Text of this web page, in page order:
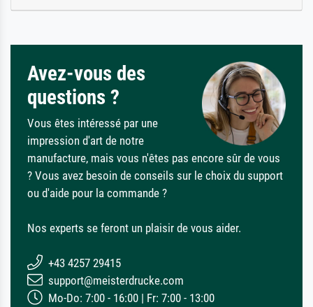
Avez-vous des
questions ?
Vous êtes intéressé par une
impression d'art de notre
manufacture, mais vous n'êtes pas encore sûr de vous
? Vous avez besoin de conseils sur le choix du support
ou d'aide pour la commande ?
Nos experts se feront un plaisir de vous aider.
+43 4257 29415
support@meisterdrucke.com
Mo-Do: 7:00 - 16:00 | Fr: 7:00 - 13:00